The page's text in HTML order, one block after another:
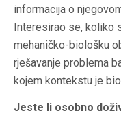
informacija o
Interesirao se, koliko
mehaničko-biološku
rješavanje problema
kojem kontekstu je
Jeste li osobno